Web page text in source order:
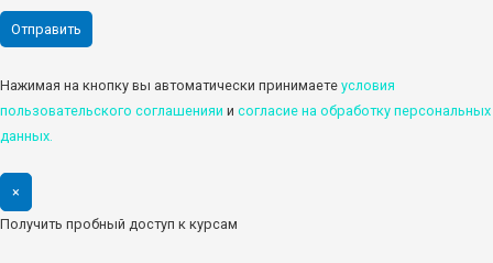
Нажимая на кнопку вы автоматически принимаете условия
пользовательского соглашенияи и cогласие на обработку персональных
данных.
×
Получить пробный доступ к курсам